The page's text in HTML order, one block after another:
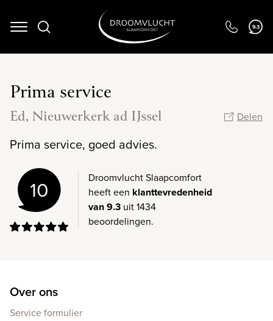
Navigation 9.3
Prima service
Ed, Nieuwerkerk ad IJssel Delen
Prima service, goed advies.
10
Droomvlucht Slaapcomfort
heeft een klanttevredenheid
van 9.3 uit 1434
beoordelingen.
Over ons
Service formulier